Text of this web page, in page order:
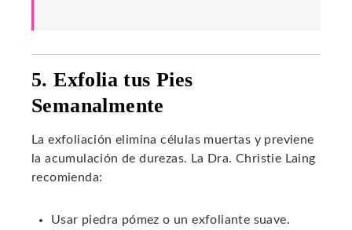
5. Exfolia tus Pies
Semanalmente
La exfoliación elimina células muertas y previene
la acumulación de durezas. La Dra. Christie Laing
recomienda:
Usar piedra pómez o un exfoliante suave.